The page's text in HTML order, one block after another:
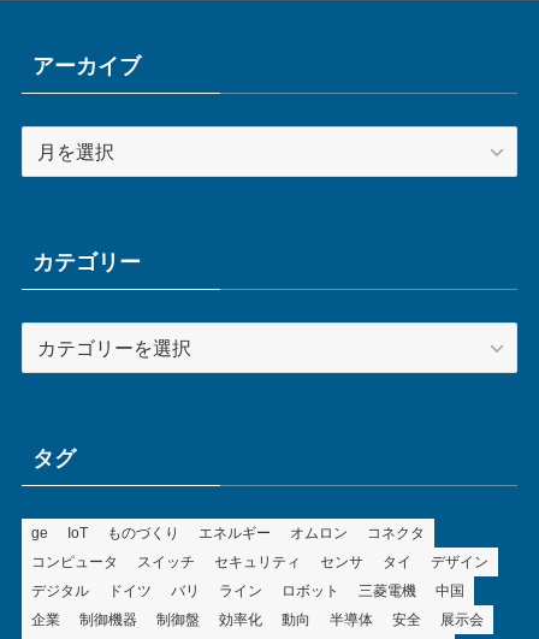
アーカイブ
ー
ブカテゴリー
テ
ータグ
ge IoT ものづくり エネルギー オムロン
コネクタ
コンピュータ
スイッチ セキュリティ センサ タイ
デザイン
デジタル
ドイツ バリ ライン ロボット 三菱電機
中国
企業
制御機器 制御盤 効率化 動向 半導体 安全 展示会